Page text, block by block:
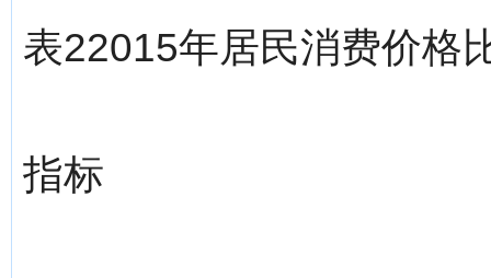
表22015年居民消费价格
指标